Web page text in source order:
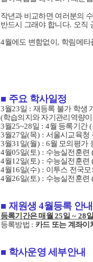
작년과 비교하면 여러분의
반드시 그래야 합니다. 오직
4월에도 변함없이 , 학림메타
■ 주요 학사일정
3월23일 : 재등록 불가 학생
(학습의지와 자기관리역량
3월25~28일 : 4월 등록기간(
3월27일(목) : 서울시교육청
3월31 일(월) : 6월 모의평가
4월05일(토) : 수능실전훈련
4월12일(토) : 수능실전훈련
4월16일(수) : 이투스 전국
4월26일(토) : 수능실전훈련
■ 재원생 4월등록 안내
등록기간은 매월25일 ~ 28
등록방법 : 카드 또는 계좌이
■ 학사운영 세부안내